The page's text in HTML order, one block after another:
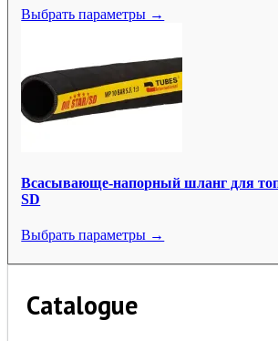
Выбрать параметры →
Всасывающе-напорный шланг для
SD
Выбрать параметры →
Catalogue